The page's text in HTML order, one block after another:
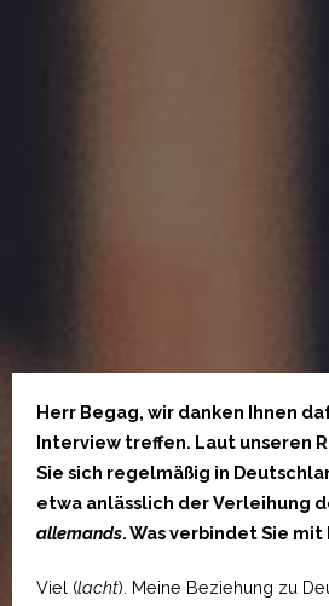
Herr Begag, wir danken Ihnen
Interview treffen. Laut unseren
Sie sich regelmäßig in
etwa anlässlich der Verleihung
allemands. Was verbindet Sie
Viel (lacht). Meine Beziehung zu